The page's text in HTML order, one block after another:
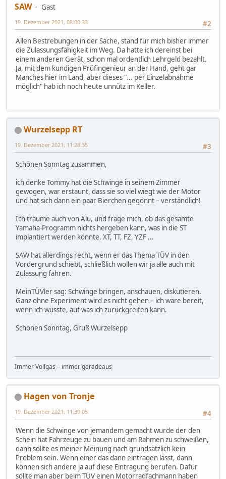
SAW
Gast
#2
19. Dezember 2021, 08:00:33
Allen Bestrebungen in der Sache, stand für mich bisher immer
die Zulassungsfähigkeit im Weg. Da hatte ich dereinst bei
einem anderen Gerät, schon mal ordentlich Lehrgeld bezahlt.
Ja, mit dem kundigen Prüfingenieur an der Hand, geht gar
Manches hier im Land, aber dieses "... per Einzelabnahme
möglich" hab ich noch heute unnütz im Keller.
Wurzelsepp RT
#3
19. Dezember 2021, 11:28:35
Schönen Sonntag zusammen,
ich denke Tommy hat die Schwinge in seinem Zimmer
gewogen, war erstaunt, dass sie so viel wiegt wie der Motor
und hat sich dann ein paar Bierchen gegönnt – verständlich!
Ich träume auch von Alu, und frage mich, ob das gesamte
Yamaha-Programm nichts hergeben kann, was in die ST
implantiert werden könnte. XT, TT, FZ, YZF ...
SAW hat allerdings recht, wenn er das Thema TÜV in den
Vordergrund schiebt, schließlich wollen wir ja alle auch mit
Zulassung fahren.
MeinTÜVler sag: Schwinge bringen, anschauen, diskutieren.
Ganz ohne Experiment wird es nicht gehen – ich wäre bereit,
wenn ich wüsste, auf was ich zurückgreifen kann.
Schönen Sonntag, Gruß Wurzelsepp
Immer Vollgas – immer geradeaus
Hagen von Tronje
#4
19. Dezember 2021, 11:39:05
Wenn die Schwinge von jemandem gemacht wurde der den
Schein hat Fahrzeuge zu bauen und am Rahmen zu schweißen,
dann sollte es meiner Meinung nach grundsätzlich kein
Problem sein. Wenn einer das dann eintragen lässt, dann
können sich andere ja auf diese Eintragung berufen. Dafür
sollte man aber beim TÜV einen Motorradfachmann haben